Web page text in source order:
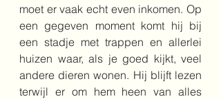
moet er vaak echt even inkomen. Op
een gegeven moment komt hij bij
een stadje met trappen en allerlei
huizen waar, als je goed kijkt, veel
andere dieren wonen. Hij blijft lezen
terwijl er om hem heen van alles